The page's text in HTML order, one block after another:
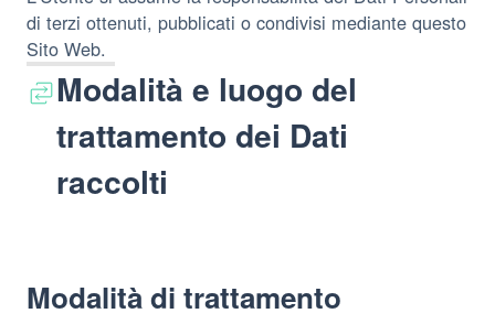
di terzi ottenuti, pubblicati o condivisi mediante questo
Sito Web.
Modalità e luogo del
trattamento dei Dati
raccolti
Modalità di trattamento